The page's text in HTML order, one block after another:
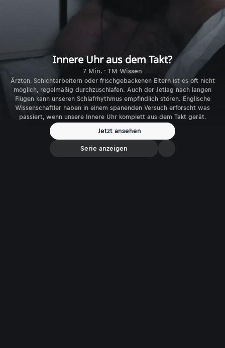
Innere Uhr aus dem Takt?
7 Min. · TM Wissen
Ärzten, Schichtarbeitern oder frischgebackenen Eltern ist es oft nicht
möglich, regelmäßig durchzuschlafen. Auch der Jetlag nach langen
Flügen kann unseren Schlafrhythmus empfindlich stören. Englische
Wissenschaftler haben in einem spanenden Versuch erforscht was
passiert, wenn unsere Innere Uhr komplett aus dem Takt gerät.
Jetzt ansehen
Serie anzeigen